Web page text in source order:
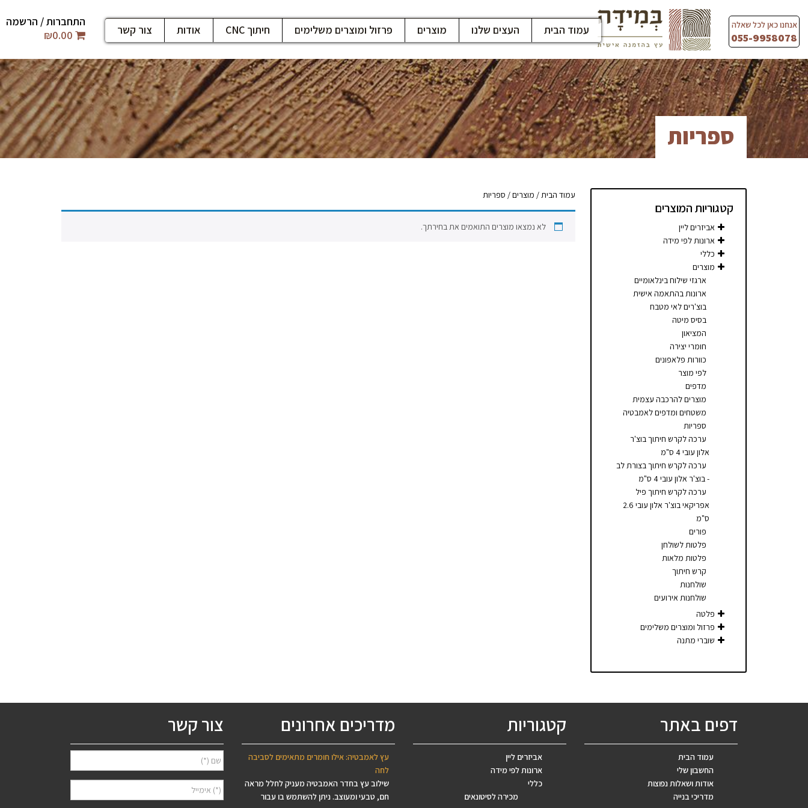
content
אנחנו כאן לכל שאלה
055-9958078
עמוד הבית העצים שלנו מוצרים פרזול ומוצרים משלימים חיתוך CNC אודות צור קשר
התחברות / הרשמה
₪0.00
ספריות
קטגוריות המוצרים
אביזרים ליין
ארונות לפי מידה
כללי
מוצרים
ארגזי שילוח בינלאומיים
ארונות בהתאמה אישית
בוצ'רים לאי מטבח
בסיס מיטה
המציאון
חומרי יצירה
כוורות פלאפונים
לפי מוצר
מדפים
מוצרים להרכבה עצמית
משטחים ומדפים לאמבטיה
ספריות
ערכה לקרש חיתוך בוצ'ר
אלון עובי 4 ס"מ
ערכה לקרש חיתוך בצורת לב
- בוצ'ר אלון עובי 4 ס"מ
ערכה לקרש חיתוך פיל
אפריקאי בוצ'ר אלון עובי 2.6
ס"מ
פורים
פלטות לשולחן
פלטות מלאות
קרש חיתוך
שולחנות
שולחנות אירועים
פלטה
פרזול ומוצרים משלימים
שוברי מתנה
עמוד הבית/ מוצרים/ ספריות
לא נמצאו מוצרים התואמים את בחירתך.
דפים באתר
עמוד הבית
החשבון שלי
אודות ושאלות נפוצות
מדריכי בנייה
קטגוריות
אביזרים ליין
ארונות לפי מידה
כללי
מכירה לסיטונאים
מדריכים אחרונים
עץ לאמבטיה: אילו חומרים מתאימים לסביבה
לחה
שילוב עץ בחדר האמבטיה מעניק לחלל מראה
חם, טבעי ומעוצב. ניתן להשתמש בו עבור
צור קשר